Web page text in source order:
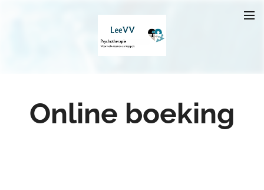
Online boeking